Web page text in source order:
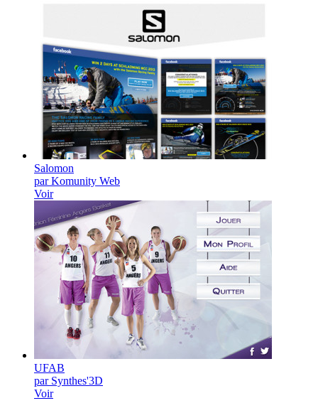
Salomon
par Komunity Web
Voir
UFAB
par Synthes'3D
Voir